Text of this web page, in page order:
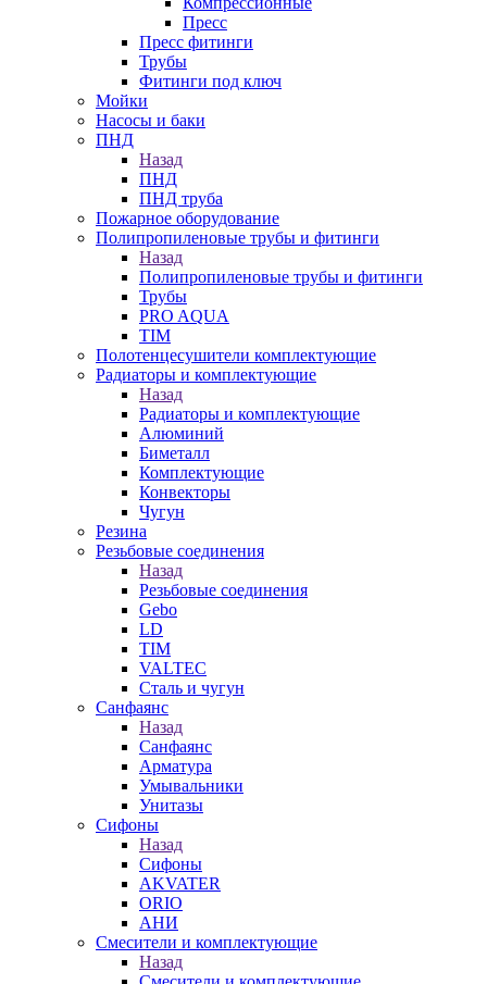
Пресс
Пресс фитинги
Трубы
Фитинги под ключ
Мойки
Насосы и баки
ПНД
Назад
ПНД
ПНД труба
Пожарное оборудование
Полипропиленовые трубы и фитинги
Назад
Полипропиленовые трубы и фитинги
Трубы
PRO AQUA
TIM
Полотенцесушители комплектующие
Радиаторы и комплектующие
Назад
Радиаторы и комплектующие
Алюминий
Биметалл
Комплектующие
Конвекторы
Чугун
Резина
Резьбовые соединения
Назад
Резьбовые соединения
Gebo
LD
TIM
VALTEC
Сталь и чугун
Санфаянс
Назад
Санфаянс
Арматура
Умывальники
Унитазы
Сифоны
Назад
Сифоны
AKVATER
ORIO
АНИ
Смесители и комплектующие
Назад